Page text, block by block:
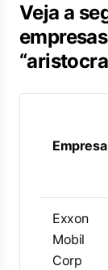
Veja a
Empresa
Exxon
Mobil
Corp